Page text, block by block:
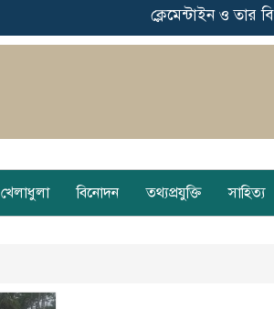
ক্লেমেন্টাইন ও তার
খেলাধুলা বিনোদন তথ্যপ্রযুক্তি সাহিত্য